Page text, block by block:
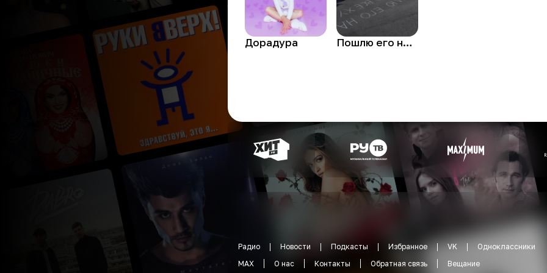
Дорадура Пошлю его на...
Радио Новости Подкасты Избранное VK
Одноклассники
MAX
О нас Контакты Обратная связь Вещание